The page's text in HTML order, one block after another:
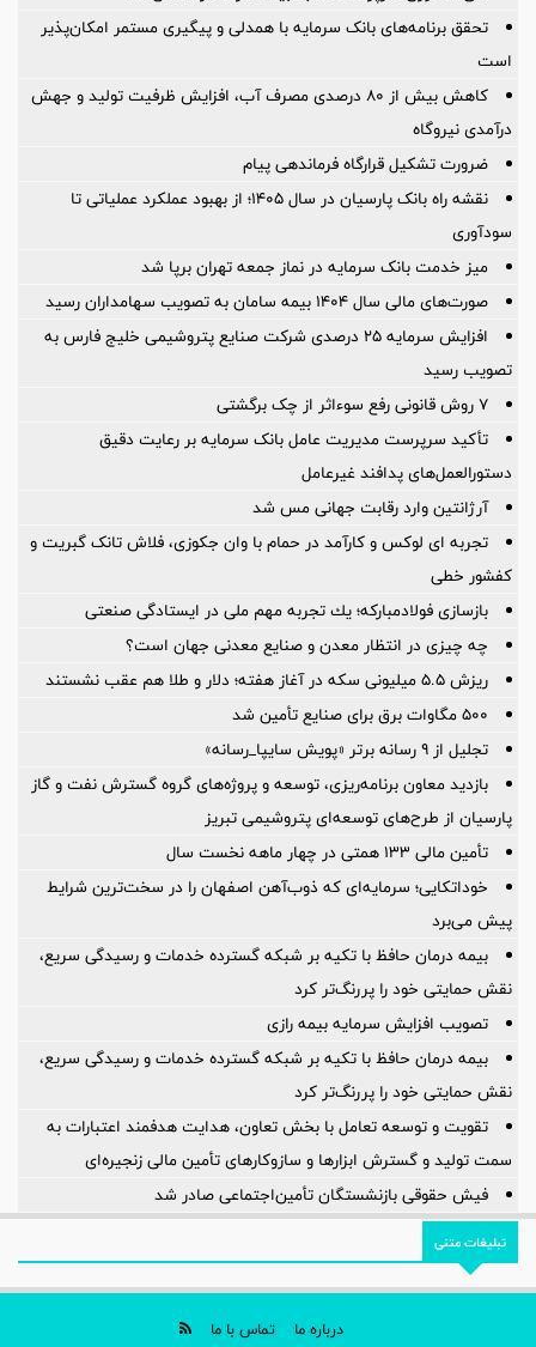
تحقق برنامه‌های بانک سرمایه با همدلی و پیگیری مستمر امکان‌پذیر
است
کاهش بیش از ۸۰ درصدی مصرف آب، افزایش ظرفیت تولید و جهش
درآمدی نیروگاه
ضرورت تشكیل قرارگاه فرماندهی پیام
نقشه راه بانک پارسیان در سال ۱۴۰۵؛ از بهبود عملکرد عملیاتی تا
سودآوری
میز خدمت بانک سرمایه در نماز جمعه تهران برپا شد
صورت‌های مالی سال ۱۴۰۴ بیمه سامان به تصویب سهامداران رسید
افزایش سرمایه ۲۵ درصدی شرکت صنایع پتروشیمی خلیج فارس به
تصویب رسید
۷ روش قانونی رفع سوء‌اثر از چک برگشتی
تأکید سرپرست مدیریت عامل بانک سرمایه بر رعایت دقیق
دستورالعمل‌های پدافند غیرعامل
آرژانتین وارد رقابت جهانی مس شد
تجربه ای لوکس و کارآمد در حمام با وان جکوزی، فلاش تانک گبریت و
کفشور خطی
بازسازی فولادمباركه؛ یك تجربه مهم ملی در ایستادگی صنعتی
چه چیزی در انتظار معدن و صنایع معدنی جهان است؟
ریزش ۵.۵ میلیونی سکه در آغاز هفته؛ دلار و طلا هم عقب نشستند
۵۰۰ مگاوات برق برای صنایع تأمین شد
تجلیل از ۹ رسانه برتر «پویش سایپا_رسانه»
بازدید معاون برنامه‌ریزی، توسعه و پروژه‌های گروه گسترش نفت و گاز
پارسیان از طرح‌های توسعه‌ای پتروشیمی تبریز
تأمین مالی 133 همتی در چهار ماهه نخست سال
خوداتكایی؛ سرمایه‌ای كه ذوب‌آهن اصفهان را در سخت‌ترین شرایط
پیش می‌برد
بیمه درمان حافظ با تکیه بر شبکه گسترده خدمات و رسیدگی سریع،
نقش حمایتی خود را پررنگ‌تر کرد
تصویب افزایش سرمایه بیمه رازی
بیمه درمان حافظ با تکیه بر شبکه گسترده خدمات و رسیدگی سریع،
نقش حمایتی خود را پررنگ‌تر کرد
تقویت و توسعه تعامل با بخش تعاون، هدایت هدفمند اعتبارات به
سمت تولید و گسترش ابزارها و سازوکارهای تأمین مالی زنجیره‌ای
فیش حقوقی بازنشستگان تأمین‌اجتماعی صادر شد
تبلیغات متنی
درباره ما تماس با ما